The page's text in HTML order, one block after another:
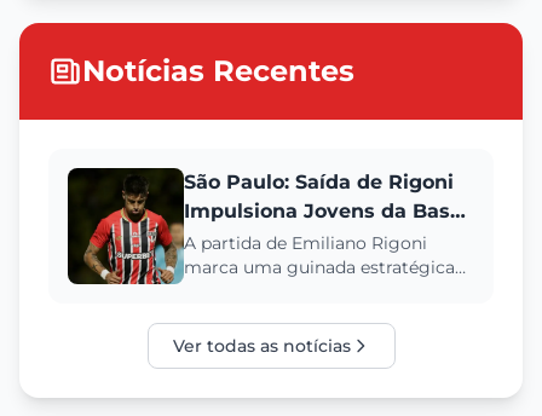
Notícias Recentes
São Paulo: Saída de Rigoni
Impulsiona Jovens da Base
e Novo Projeto para 2026
A partida de Emiliano Rigoni
marca uma guinada estratégica
Ver todas as notícias